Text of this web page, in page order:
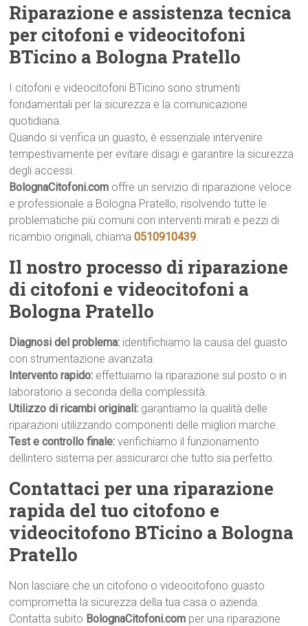
Riparazione e assistenza tecnica
per citofoni e videocitofoni
BTicino a Bologna Pratello
I citofoni e videocitofoni BTicino sono strumenti
fondamentali per la sicurezza e la comunicazione
quotidiana.
Quando si verifica un guasto, è essenziale intervenire
tempestivamente per evitare disagi e garantire la sicurezza
degli accessi.
BolognaCitofoni.com offre un servizio di riparazione veloce
e professionale a Bologna Pratello, risolvendo tutte le
problematiche più comuni con interventi mirati e pezzi di
ricambio originali, chiama0510910439.
Il nostro processo di riparazione
di citofoni e videocitofoni a
Bologna Pratello
Diagnosi del problema: identifichiamo la causa del guasto
con strumentazione avanzata.
Intervento rapido: effettuiamo la riparazione sul posto o in
laboratorio a seconda della complessità.
Utilizzo di ricambi originali: garantiamo la qualità delle
riparazioni utilizzando componenti delle migliori marche.
Test e controllo finale:verifichiamo il funzionamento
dellintero sistema per assicurarci che tutto sia perfetto.
Contattaci per una riparazione
rapida del tuo citofono e
videocitofono BTicino a Bologna
Pratello
Non lasciare che un citofono o videocitofono guasto
comprometta la sicurezza della tua casa o azienda.
Contatta subito BolognaCitofoni.com per una riparazione